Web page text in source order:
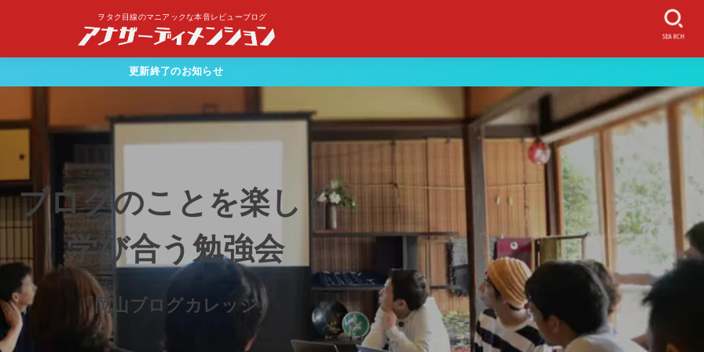
ヲタク目線のマニアックな本音レビューブログ
SEARCH
更新終了のお知らせ
ブログのことを楽しく
学び合う勉強会
「岡山ブログカレッジ」